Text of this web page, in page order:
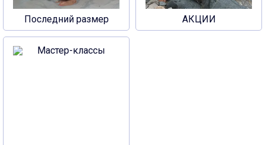
Последний размер АКЦИИ